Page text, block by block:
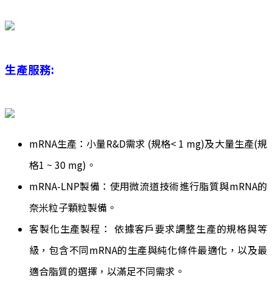
生產服務:
mRNA生產：小量R&D需求 (規格< 1 mg)及大量生產(規
格1 ~ 30 mg)。
mRNA-LNP製備：使用微流道技術進行脂質與mRNA的
奈米粒子顆粒製備。
客製化生產製程： 依據客戶要求調整生產的規格與等
級，包含不同mRNA的生產與純化條件最適化，以及最
適合脂質的選擇，以滿足不同需求。